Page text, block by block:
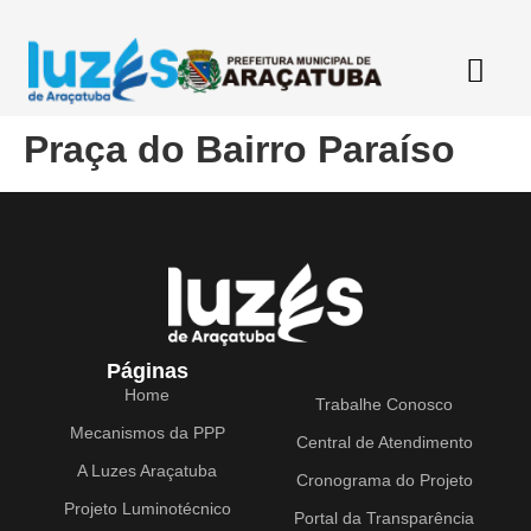
Praça do Bairro Paraíso
Páginas
Home
Mecanismos da PPP
A Luzes Araçatuba
Projeto Luminotécnico
Trabalhe Conosco
Central de Atendimento
Cronograma do Projeto
Portal da Transparência